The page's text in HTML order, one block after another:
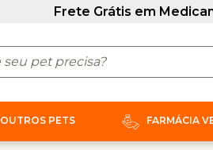
OUTROS PETS FARMÁCIA